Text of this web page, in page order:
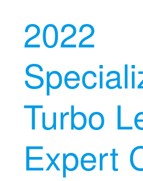
2022
Turbo
Expert